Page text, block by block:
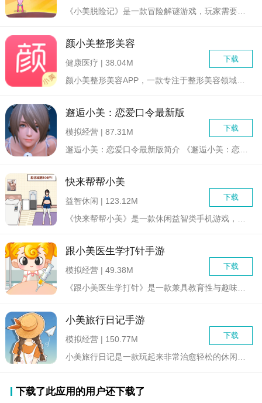
颜小美整形美容
下载
健康医疗 | 38.04M
邂逅小美：恋爱口令最新版
下载
模拟经营 | 87.31M
快来帮帮小美
下载
益智休闲 | 123.12M
跟小美医生学打针手游
下载
模拟经营 | 49.38M
小美旅行日记手游
下载
模拟经营 | 150.77M
下载了此应用的用户还下载了